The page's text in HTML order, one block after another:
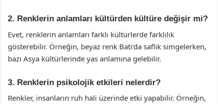
2. Renklerin anlamları kültürden kültüre değişir mi?
Evet, renklerin anlamları farklı kültürlerde farklılık
gösterebilir. Örneğin, beyaz renk Batı’da saflık simgelerken,
bazı Asya kültürlerinde yas anlamına gelebilir.
3. Renklerin psikolojik etkileri nelerdir?
Renkler, insanların ruh hali üzerinde etki yapabilir. Örneğin,